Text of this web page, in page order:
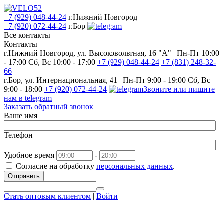
+7 (929) 048-44-24 г.Нижний Новгород
+7 (920) 072-44-24 г.Бор
Все контакты
Контакты
г.Нижний Новгород, ул. Высоковольтная, 16 "А" | Пн-Пт 10:00
- 17:00 Сб, Вс 10:00 - 17:00 +7 (929) 048-44-24 +7 (831) 248-32-
66
г.Бор, ул. Интернациональная, 41 | Пн-Пт 9:00 - 19:00 Сб, Вс
9:00 - 18:00 +7 (920) 072-44-24
Звоните или пишите
нам в telegram
Заказать обратный звонок
Ваше имя
Телефон
Удобное время
-
Согласие на обработку персональных данных.
Отправить
Стать оптовым клиентом | Войти